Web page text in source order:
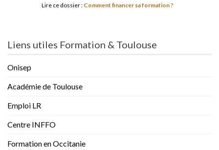
Lire ce dossier : Comment financer sa formation ?
Liens utiles Formation & Toulouse
Onisep
Académie de Toulouse
Emploi LR
Centre INFFO
Formation en Occitanie